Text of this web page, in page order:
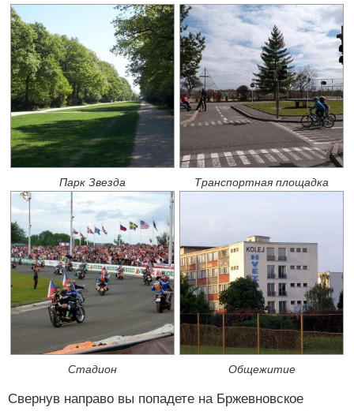
Парк Звезда Транспортная площадка
Стадион Общежитие
Свернув направо вы попадете на Бржевновское